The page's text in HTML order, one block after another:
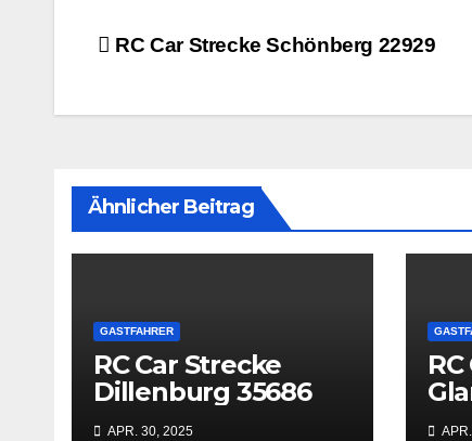
Beitrags-
RC Car Strecke Schönberg 22929
Ähnlicher Beitrag
GASTFAHRER
RC Car Strecke
Dillenburg 35686
APR. 30, 2025